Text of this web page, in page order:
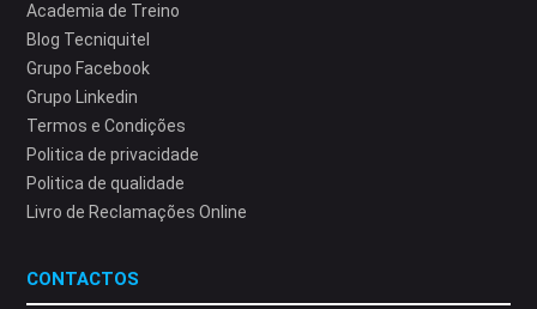
Academia de Treino
Blog Tecniquitel
Grupo Facebook
Grupo Linkedin
Termos e Condições
Politica de privacidade
Politica de qualidade
Livro de Reclamações Online
CONTACTOS